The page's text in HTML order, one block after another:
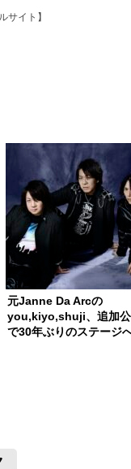
サイト】
元Janne Da Arcの
you,kiyo,shuji、追加
で30年ぶりのステージ